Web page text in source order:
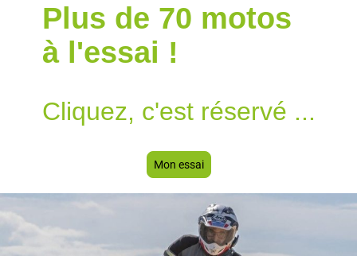
Plus de 70 motos
à l'essai !
Cliquez, c'est réservé ...
Mon essai